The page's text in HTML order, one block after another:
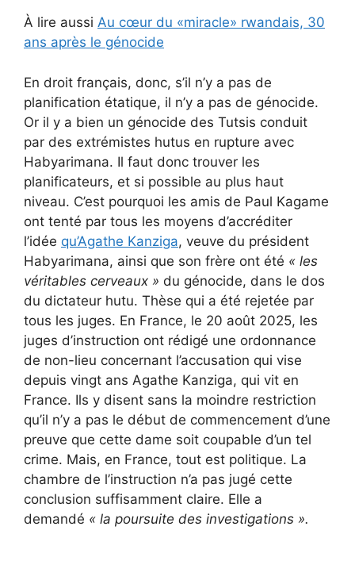
À lire aussi Au cœur du «miracle» rwandais, 30
ans après le génocide
En droit français, donc, s’il n’y a pas de
planification étatique, il n’y a pas de génocide.
Or il y a bien un génocide des Tutsis conduit
par des extrémistes hutus en rupture avec
Habyarimana. Il faut donc trouver les
planificateurs, et si possible au plus haut
niveau. C’est pourquoi les amis de Paul Kagame
ont tenté par tous les moyens d’accréditer
l’idée qu’Agathe Kanziga, veuve du président
Habyarimana, ainsi que son frère ont été « les
véritables cerveaux » du génocide, dans le dos
du dictateur hutu. Thèse qui a été rejetée par
tous les juges. En France, le 20 août 2025, les
juges d’instruction ont rédigé une ordonnance
de non-lieu concernant l’accusation qui vise
depuis vingt ans Agathe Kanziga, qui vit en
France. Ils y disent sans la moindre restriction
qu’il n’y a pas le début de commencement d’une
preuve que cette dame soit coupable d’un tel
crime. Mais, en France, tout est politique. La
chambre de l’instruction n’a pas jugé cette
conclusion suffisamment claire. Elle a
demandé « la poursuite des investigations ».